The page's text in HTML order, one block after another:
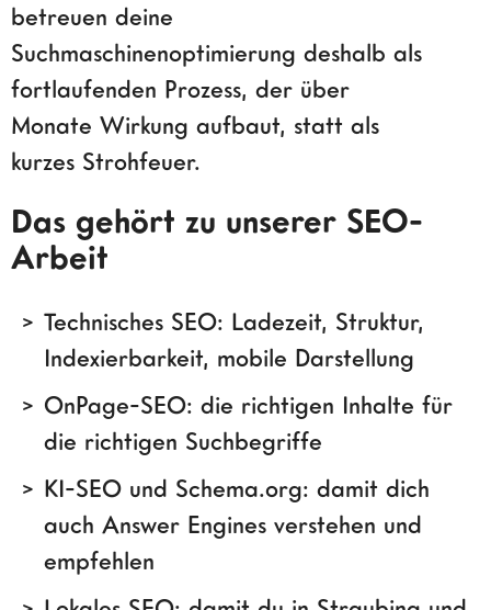
betreuen deine
Suchmaschinenoptimierung deshalb als
fortlaufenden Prozess, der über
Monate Wirkung aufbaut, statt als
kurzes Strohfeuer.
Das gehört zu unserer SEO-
Arbeit
Technisches SEO: Ladezeit, Struktur,
Indexierbarkeit, mobile Darstellung
OnPage-SEO: die richtigen Inhalte für
die richtigen Suchbegriffe
KI-SEO und Schema.org: damit dich
auch Answer Engines verstehen und
empfehlen